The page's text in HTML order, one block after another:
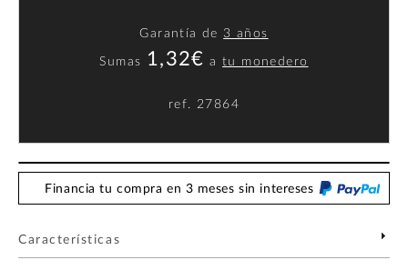
Garantía de 3 años
Sumas 1,32€ atu monedero
ref. 27864
Financia tu compra en 3 meses sin intereses
Características